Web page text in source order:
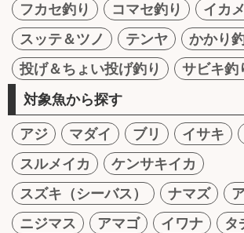
フカセ釣り
コマセ釣り
イカ
スッテ＆ツノ
テンヤ
かかり
投げ＆ちょい投げ釣り
サビキ釣
対象魚から探す
アジ マダイ ブリ イサキ
スルメイカ
ケンサキイカ
スズキ（シーバス）
ナマズ
ニジマス
アマゴ イワナ
タ